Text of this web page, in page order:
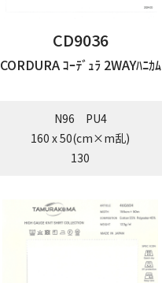
CD9036
CORDURA ｺｰﾃﾞｭﾗ 2WAYﾊﾆｶﾑ
N96 PU4
160 x 50(cm×m乱)
130